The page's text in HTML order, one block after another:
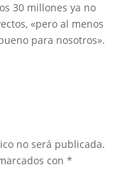
30 millones ya no
«pero al menos
para nosotros».
no será publicada.
con *